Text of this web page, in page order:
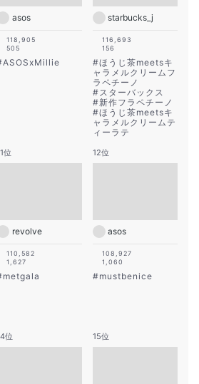
asos
118,905
505
ASOSxMillie
starbucks_j
116,693
156
#ほうじ茶meetsキ
ャラメルクリームフ
ラペチーノ
#スターバックス
#新作フラペチーノ
#ほうじ茶meetsキ
ャラメルクリームテ
ィーラテ
位
revolve
110,582
1,627
metgala
12位
asos
108,927
1,060
#mustbenice
位 15位